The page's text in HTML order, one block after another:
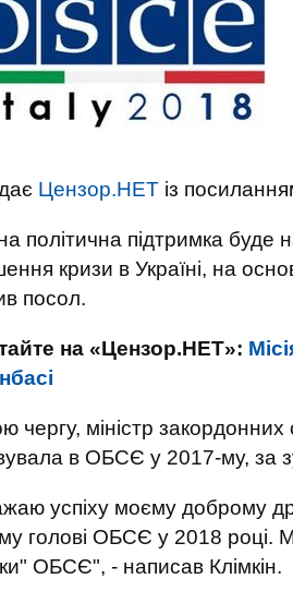
Цензор.НЕТ із
політична підтримка
кризи в Україні, на
посол.
на «Цензор.НЕТ»:
чергу, міністр закордонних
в ОБСЄ у 2017-му, за
успіху моєму доброму
голові ОБСЄ у 2018 році.
ОБСЄ", - написав Клімкін.